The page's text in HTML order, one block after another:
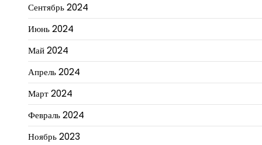
Сентябрь 2024
Июнь 2024
Май 2024
Апрель 2024
Март 2024
Февраль 2024
Ноябрь 2023